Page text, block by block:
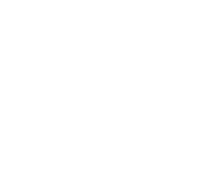
(selected)